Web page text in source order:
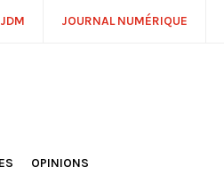
JOURNAL NUMÉRIQUE
OPINIONS